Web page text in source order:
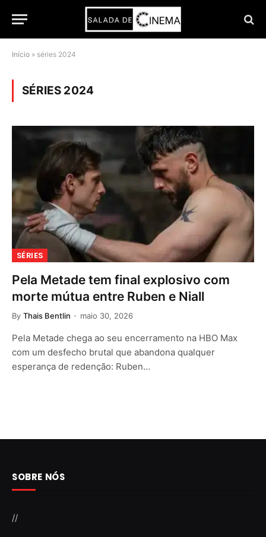
Início » séries 2024
SÉRIES 2024
SÉRIES
Pela Metade tem final explosivo com
morte mútua entre Ruben e Niall
By Thais Bentlin maio 30, 2026
Pela Metade chega ao seu encerramento na HBO Max
com um desfecho brutal que abandona qualquer
esperança de redenção: Ruben…
SOBRE NÓS
//